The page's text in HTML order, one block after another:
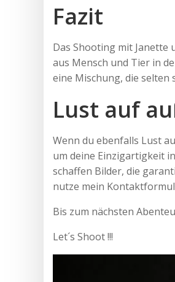
Fazit
Das Shooting mit Janette
aus Mensch und Tier in
eine Mischung, die
Lust auf
Wenn du ebenfalls Lust
um deine Einzigartigkeit
schaffen Bilder, die
nutze mein
Bis zum nächsten
Let´s Shoot !!!